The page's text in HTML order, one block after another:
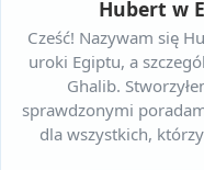
Hubert w
Cześć! Nazywam się
uroki Egiptu, a
Ghalib.
sprawdzonymi
dla wszystkich,